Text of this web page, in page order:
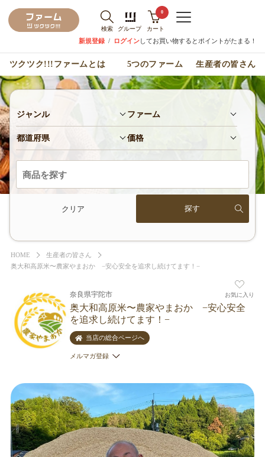
検索 グループ
0
カート
新規登録 / ログインしてお買い物するとポイントがたまる！
ツクツク!!!ファームとは 5つのファーム 生産者の皆さん
ジャンル ファーム
都道府県 価格
クリア
HOME
生産者の皆さん
奥大和高原米〜農家やまおか −安心安全を追求し続けてます！−
奈良県宇陀市
奥大和高原米〜農家やまおか −安心安全
を追求し続けてます！−
当店の総合ページへ
メルマガ登録
お気に入り